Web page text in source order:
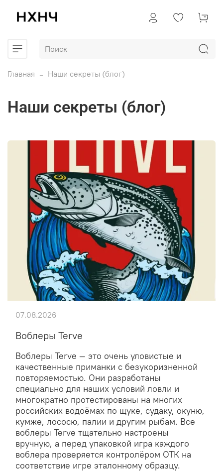
Главная Наши секреты (блог)
Наши секреты (блог)
Воблеры Terve
Воблеры Terve — это очень уловистые и
качественные приманки с безукоризненной
повторяемостью. Они разработаны
специально для наших условий ловли и
многократно протестированы на многих
российских водоёмах по щуке, судаку, окуню,
кумже, лососю, палии и другим рыбам. Все
воблеры Terve тщательно настроены
вручную, а перед упаковкой игра каждого
воблера проверяется контролёром ОТК на
соответствие игре эталонному образцу.
07.08.2026